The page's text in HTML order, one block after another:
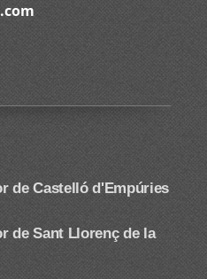
de Castelló d'Empúries
de Sant Llorenç de la